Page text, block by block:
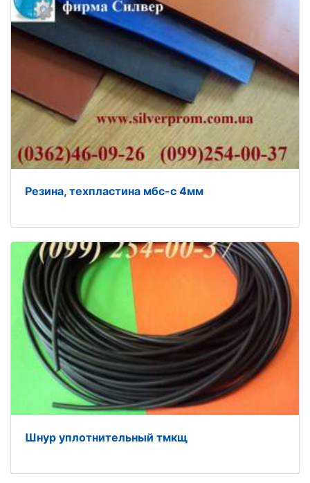
Резина, техпластина мбс-с 4мм
Шнур уплотнительный тмкщ